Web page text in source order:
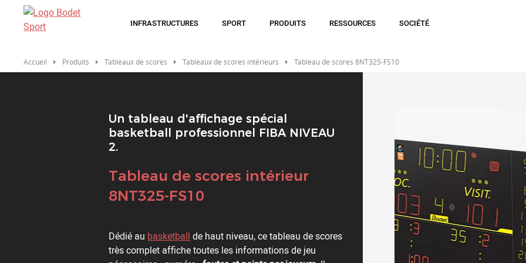
contenu
INFRASTRUCTURES SPORT PRODUITS RESSOURCES SOCIÉTÉ
Accueil Produits Tableaux de scores Tableaux de scores intérieurs Tableau de scores 8NT325-FS10
Un tableau d'affichage spécial
basketball professionnel FIBA NIVEAU
2.
Titre
Tableau de scores intérieur
8NT325-FS10
Description
Dédié au basketball de haut niveau, ce tableau de scores
très complet affiche toutes les informations de jeu